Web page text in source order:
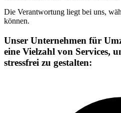
Die Verantwortung liegt bei uns,
können.
Unser Unternehmen für
eine Vielzahl von Services,
stressfrei zu gestalten: